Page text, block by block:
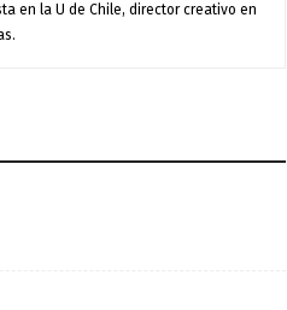
en la U de Chile, director creativo en